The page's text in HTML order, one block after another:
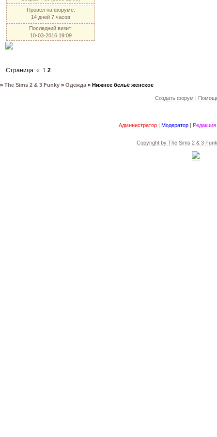
Провел на форуме:
14 дней 7 часов
Последний визит:
10-03-2016 19:09
Страница:« 1 2
» The Sims 2 & 3 Funky » Одежда » Нижнее бельё женское
Создать форум |
Администратор | Модератор | Редакция
Copyright by The Sims 2 & 3